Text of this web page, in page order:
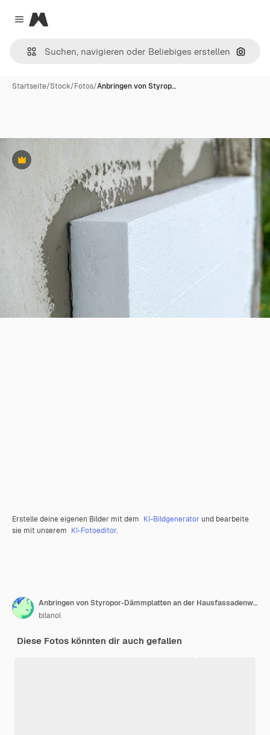
Close menu
Magnific
Nach
Startseite/Stock/Fotos/Anbringen von Styrop…
Premium
Erstelle deine eigenen Bilder mit dem KI-Bildgenerator und bearbeite
sie mit unserem KI-Fotoeditor.
Anbringen von Styropor-Dämmplatten an der Hausfassadenwand zum Wärmeschutz.
bilanol
Diese Fotos könnten dir auch gefallen